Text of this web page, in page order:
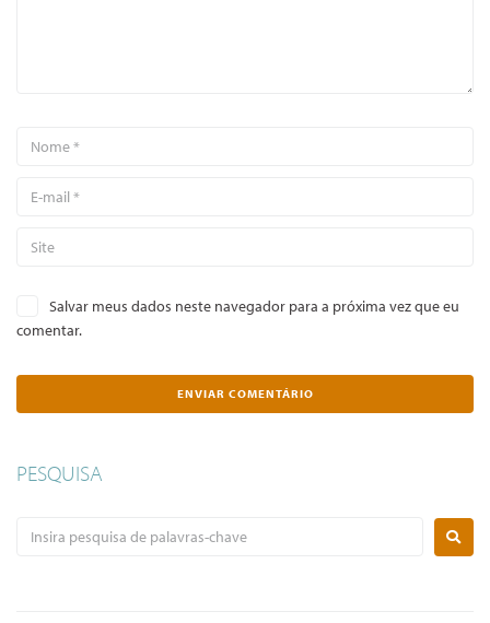
Salvar meus dados neste navegador para a próxima vez que eu
comentar.
PESQUISA